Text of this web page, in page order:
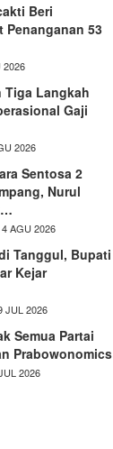
Beri
Penanganan 53
2026
Tiga Langkah
Gaji
2026
Sentosa 2
Nurul
AGU 2026
Tanggul, Bupati
Kejar
JUL 2026
Semua Partai
Prabowonomics
2026